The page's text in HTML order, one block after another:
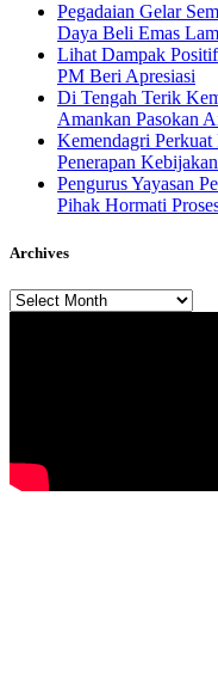
Pegadaian Gelar
Daya Beli Emas
Lihat Dampak
PM Beri Apresiasi
​Di Tengah Terik
Amankan Pasokan
Kemendagri Perkuat
Penerapan
Pengurus Yayasan
Pihak Hormati
Archives
Archives